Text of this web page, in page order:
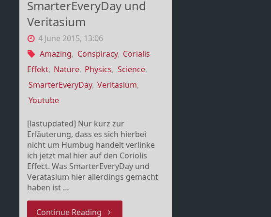
SmarterEveryDay und
Veritasium
4 June 2015, 13:06
Amazing, Conspiracy, Corialis
Effekt, Nature, Physics, Science,
SmarterEveryDay, Veritasium,
Youtube
[lastupdated] Nur kurz zur
Erläuterung, dass es sich hierbei
nicht um Humbug handelt verlinke
ich jetzt mal hier auf den Coriolis
Effect. Was SmarterEveryDay und
Veratasium hier allerdings gemacht
haben ist …
Continue Reading "Corioliskraft